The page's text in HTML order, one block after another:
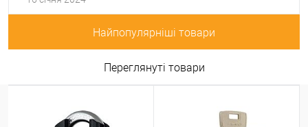
Найпопулярніші товари
Переглянуті товари